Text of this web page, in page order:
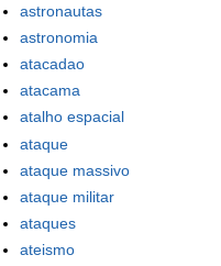
astronautas
astronomia
atacadao
atacama
atalho espacial
ataque
ataque massivo
ataque militar
ataques
ateismo